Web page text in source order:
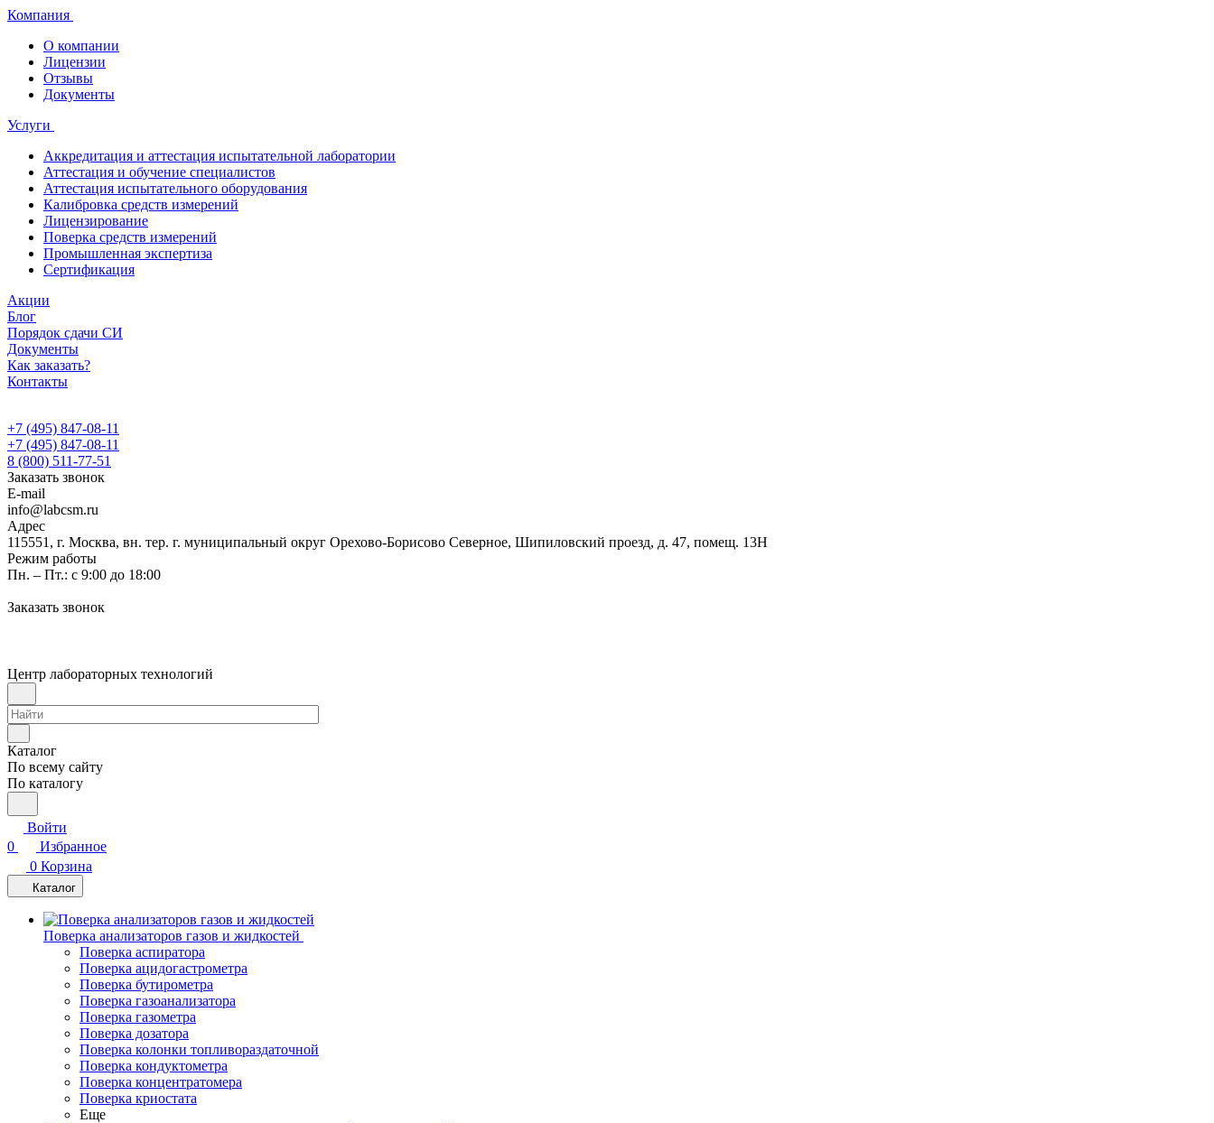
Компания
О компании
Лицензии
Отзывы
Документы
Услуги
Аккредитация и аттестация испытательной лаборатории
Аттестация и обучение специалистов
Аттестация испытательного оборудования
Калибровка средств измерений
Лицензирование
Поверка средств измерений
Промышленная экспертиза
Сертификация
Акции
Блог
Порядок сдачи СИ
Документы
Как заказать?
Контакты
+7 (495) 847-08-11
+7 (495) 847-08-11
8 (800) 511-77-51
Заказать звонок
E-mail
info@labcsm.ru
Адрес
115551, г. Москва, вн. тер. г. муниципальный округ Орехово-Борисово Северное, Шипиловский проезд, д. 47, помещ. 13Н
Режим работы
Пн. – Пт.: с 9:00 до 18:00
Заказать звонок
Центр лабораторных технологий
Каталог
По всему сайту
По каталогу
Войти
0
Избранное
0 Корзина
Каталог
Поверка анализаторов газов и жидкостей
Поверка аспиратора
Поверка ацидогастрометра
Поверка бутирометра
Поверка газоанализатора
Поверка газометра
Поверка дозатора
Поверка колонки топливораздаточной
Поверка кондуктометра
Поверка концентратомера
Поверка криостата
Еще